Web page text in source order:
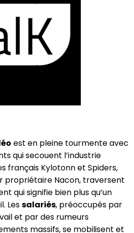
est en pleine tourmente avec
qui secouent l’industrie
français Kylotonn et Spiders,
propriétaire Nacon, traversent
qui signifie bien plus qu’un
Lessalariés, préoccupés par
et par des rumeurs
massifs, se mobilisent et